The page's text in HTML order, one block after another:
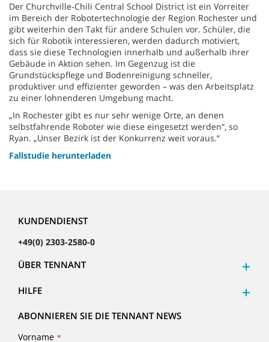
Der Churchville-Chili Central School District ist ein Vorreiter
im Bereich der Robotertechnologie der Region Rochester und
gibt weiterhin den Takt für andere Schulen vor. Schüler, die
sich für Robotik interessieren, werden dadurch motiviert,
dass sie diese Technologien innerhalb und außerhalb ihrer
Gebäude in Aktion sehen. Im Gegenzug ist die
Grundstückspflege und Bodenreinigung schneller,
produktiver und effizienter geworden – was den Arbeitsplatz
zu einer lohnenderen Umgebung macht.
„In Rochester gibt es nur sehr wenige Orte, an denen
selbstfahrende Roboter wie diese eingesetzt werden“, so
Ryan. „Unser Bezirk ist der Konkurrenz weit voraus.“
Fallstudie herunterladen
KUNDENDIENST
+49(0) 2303-2580-0
ÜBER TENNANT
HILFE
ABONNIEREN SIE DIE TENNANT NEWS